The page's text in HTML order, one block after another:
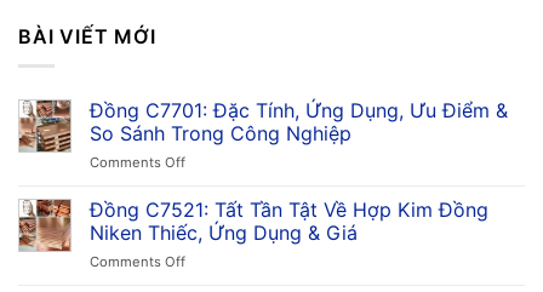
BÀI VIẾT MỚI
Đồng C7701: Đặc Tính, Ứng Dụng, Ưu Điểm &
So Sánh Trong Công Nghiệp
Comments Offon
C7701:
Đặc
Tính,
Ứng
Đồng C7521: Tất Tần Tật Về Hợp Kim Đồng
Niken Thiếc, Ứng Dụng & Giá
Comments Offon